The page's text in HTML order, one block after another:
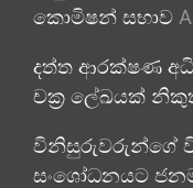
කොමිෂන් සභාව
දත්ත ආරක්ෂණ
චක්‍ර ලේඛයක්
විනිසුරුවරුන්ගේ
සංශෝධනයට